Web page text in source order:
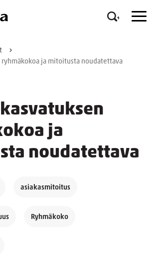
ryhmäkokoa ja mitoitusta noudatettava
ja
noudatettava
asiakasmitoitus
Ryhmäkoko